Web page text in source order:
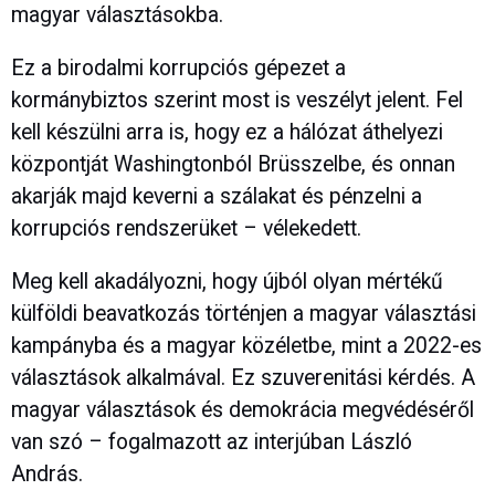
magyar választásokba.
Ez a birodalmi korrupciós gépezet a
kormánybiztos szerint most is veszélyt jelent. Fel
kell készülni arra is, hogy ez a hálózat áthelyezi
központját Washingtonból Brüsszelbe, és onnan
akarják majd keverni a szálakat és pénzelni a
korrupciós rendszerüket – vélekedett.
Meg kell akadályozni, hogy újból olyan mértékű
külföldi beavatkozás történjen a magyar választási
kampányba és a magyar közéletbe, mint a 2022-es
választások alkalmával. Ez szuverenitási kérdés. A
magyar választások és demokrácia megvédéséről
van szó – fogalmazott az interjúban László
András.